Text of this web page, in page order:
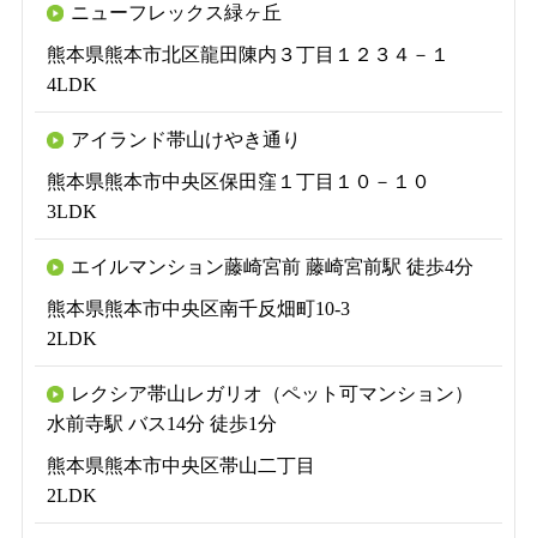
ニューフレックス緑ヶ丘
熊本県熊本市北区龍田陳内３丁目１２３４－１
4LDK
アイランド帯山けやき通り
熊本県熊本市中央区保田窪１丁目１０－１０
3LDK
エイルマンション藤崎宮前 藤崎宮前駅 徒歩4分
熊本県熊本市中央区南千反畑町10-3
2LDK
レクシア帯山レガリオ（ペット可マンション）
水前寺駅 バス14分 徒歩1分
熊本県熊本市中央区帯山二丁目
2LDK